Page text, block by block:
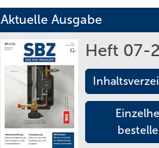
Aktuelle Ausgabe
Heft 07-